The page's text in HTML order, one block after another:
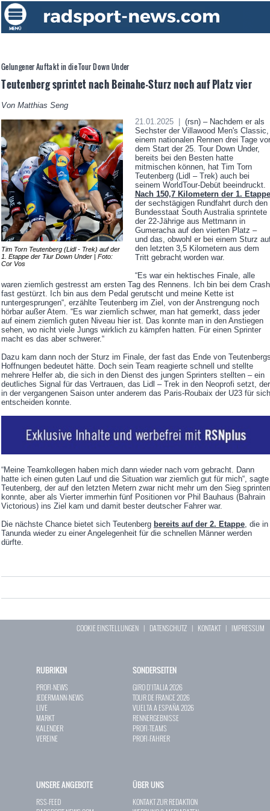
Gelungener Auftakt in die Tour Down Under
Teutenberg sprintet nach Beinahe-Sturz noch auf Platz vier
Von Matthias Seng
Tim Torn Teutenberg (Lidl - Trek) auf der
1. Etappe der Tiur Down Under | Foto:
Cor Vos
21.01.2025 |
(rsn) – Nachdem er als
Sechster der Villawood Men's Classic,
einem nationalen Rennen drei Tage vor
dem Start der 25. Tour Down Under,
bereits bei den Besten hatte
mitmischen können, hat Tim Torn
Teutenberg (Lidl – Trek) auch bei
seinem WorldTour-Debüt beeindruckt.
Nach 150,7 Kilometern der 1. Etappe
der sechstägigen Rundfahrt durch den
Bundesstaat South Australia sprintete
der 22-Jährige aus Mettmann in
Gumeracha auf den vierten Platz –
und das, obwohl er bei einem Sturz
den letzten 3,5 Kilometern aus dem
Tritt gebracht worden war.
“Es war ein hektisches Finale, alle
waren ziemlich gestresst am ersten Tag des Rennens. Ich bin bei dem Crash
fast gestürzt. Ich bin aus dem Pedal gerutscht und meine Kette ist
runtergesprungen“, erzählte Teutenberg im Ziel, von der Anstrengung noch
hörbar außer Atem. “Es war ziemlich schwer, man hat gemerkt, dass jeder
auf einem ziemlich guten Niveau hier ist. Das konnte man in den Anstiegen
sehen, wo nicht viele Jungs wirklich zu kämpfen hatten. Für einen Sprinter
macht es das aber schwerer.“
Dazu kam dann noch der Sturz im Finale, der fast das Ende von
Hoffnungen bedeutet hätte. Doch sein Team reagierte schnell und stellte
mehrere Helfer ab, die sich in den Dienst des jungen Sprinters stellten – ein
deutliches Signal für das Vertrauen, das Lidl – Trek in den Neoprofi setzt, der
in der vergangenen Saison unter anderem das Paris-Roubaix der U23 für sich
entscheiden konnte.
“Meine Teamkollegen haben mich dann wieder nach vorn gebracht. Dann
hatte ich einen guten Lauf und die Situation war ziemlich gut für mich“, sagte
Teutenberg, der auf den letzten Metern zwar nicht mehr um den Sieg sprinten
konnte, aber als Vierter immerhin fünf Positionen vor Phil Bauhaus (Bahrain
Victorious) ins Ziel kam und damit bester deutscher Fahrer war.
Die nächste Chance bietet sich Teutenberg bereits auf der 2. Etappe, die in
Tanunda wieder zu einer Angelegenheit für die schnellen Männer werden
dürfte.
COOKIE EINSTELLUNGEN | DATENSCHUTZ | KONTAKT| IMPRESSUM
RUBRIKEN
PROFI-NEWS
JEDERMANN-NEWS
LIVE
MARKT
KALENDER
VEREINE
SONDERSEITEN
GIRO D`ITALIA 2026
TOUR DE FRANCE 2026
VUELTA A ESPAÑA 2026
RENNERGEBNISSE
PROFI-TEAMS
PROFI-FAHRER
UNSERE ANGEBOTE
RSS-FEED
ÜBER UNS
KONTAKT ZUR REDAKTION